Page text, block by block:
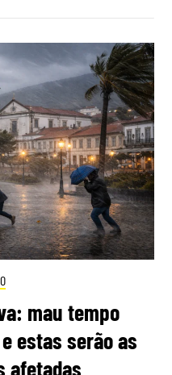
mau tempo
estas serão as
afetadas